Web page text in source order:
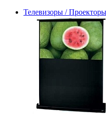
Телевизоры / Проекторы